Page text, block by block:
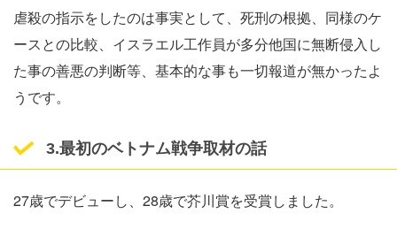
虐殺の指示をしたのは事実として、死刑の根拠、同様のケ
ースとの比較、イスラエル工作員が多分他国に無断侵入し
た事の善悪の判断等、基本的な事も一切報道が無かったよ
うです。
3.最初のベトナム戦争取材の話
27歳でデビューし、28歳で芥川賞を受賞しました。